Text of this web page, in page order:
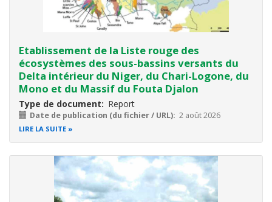
Etablissement de la Liste rouge des
écosystèmes des sous-bassins versants du
Delta intérieur du Niger, du Chari-Logone, du
Mono et du Massif du Fouta Djalon
Type de document Report
Date de publication (du fichier / URL) 2 août 2026
LIRE LA SUITE